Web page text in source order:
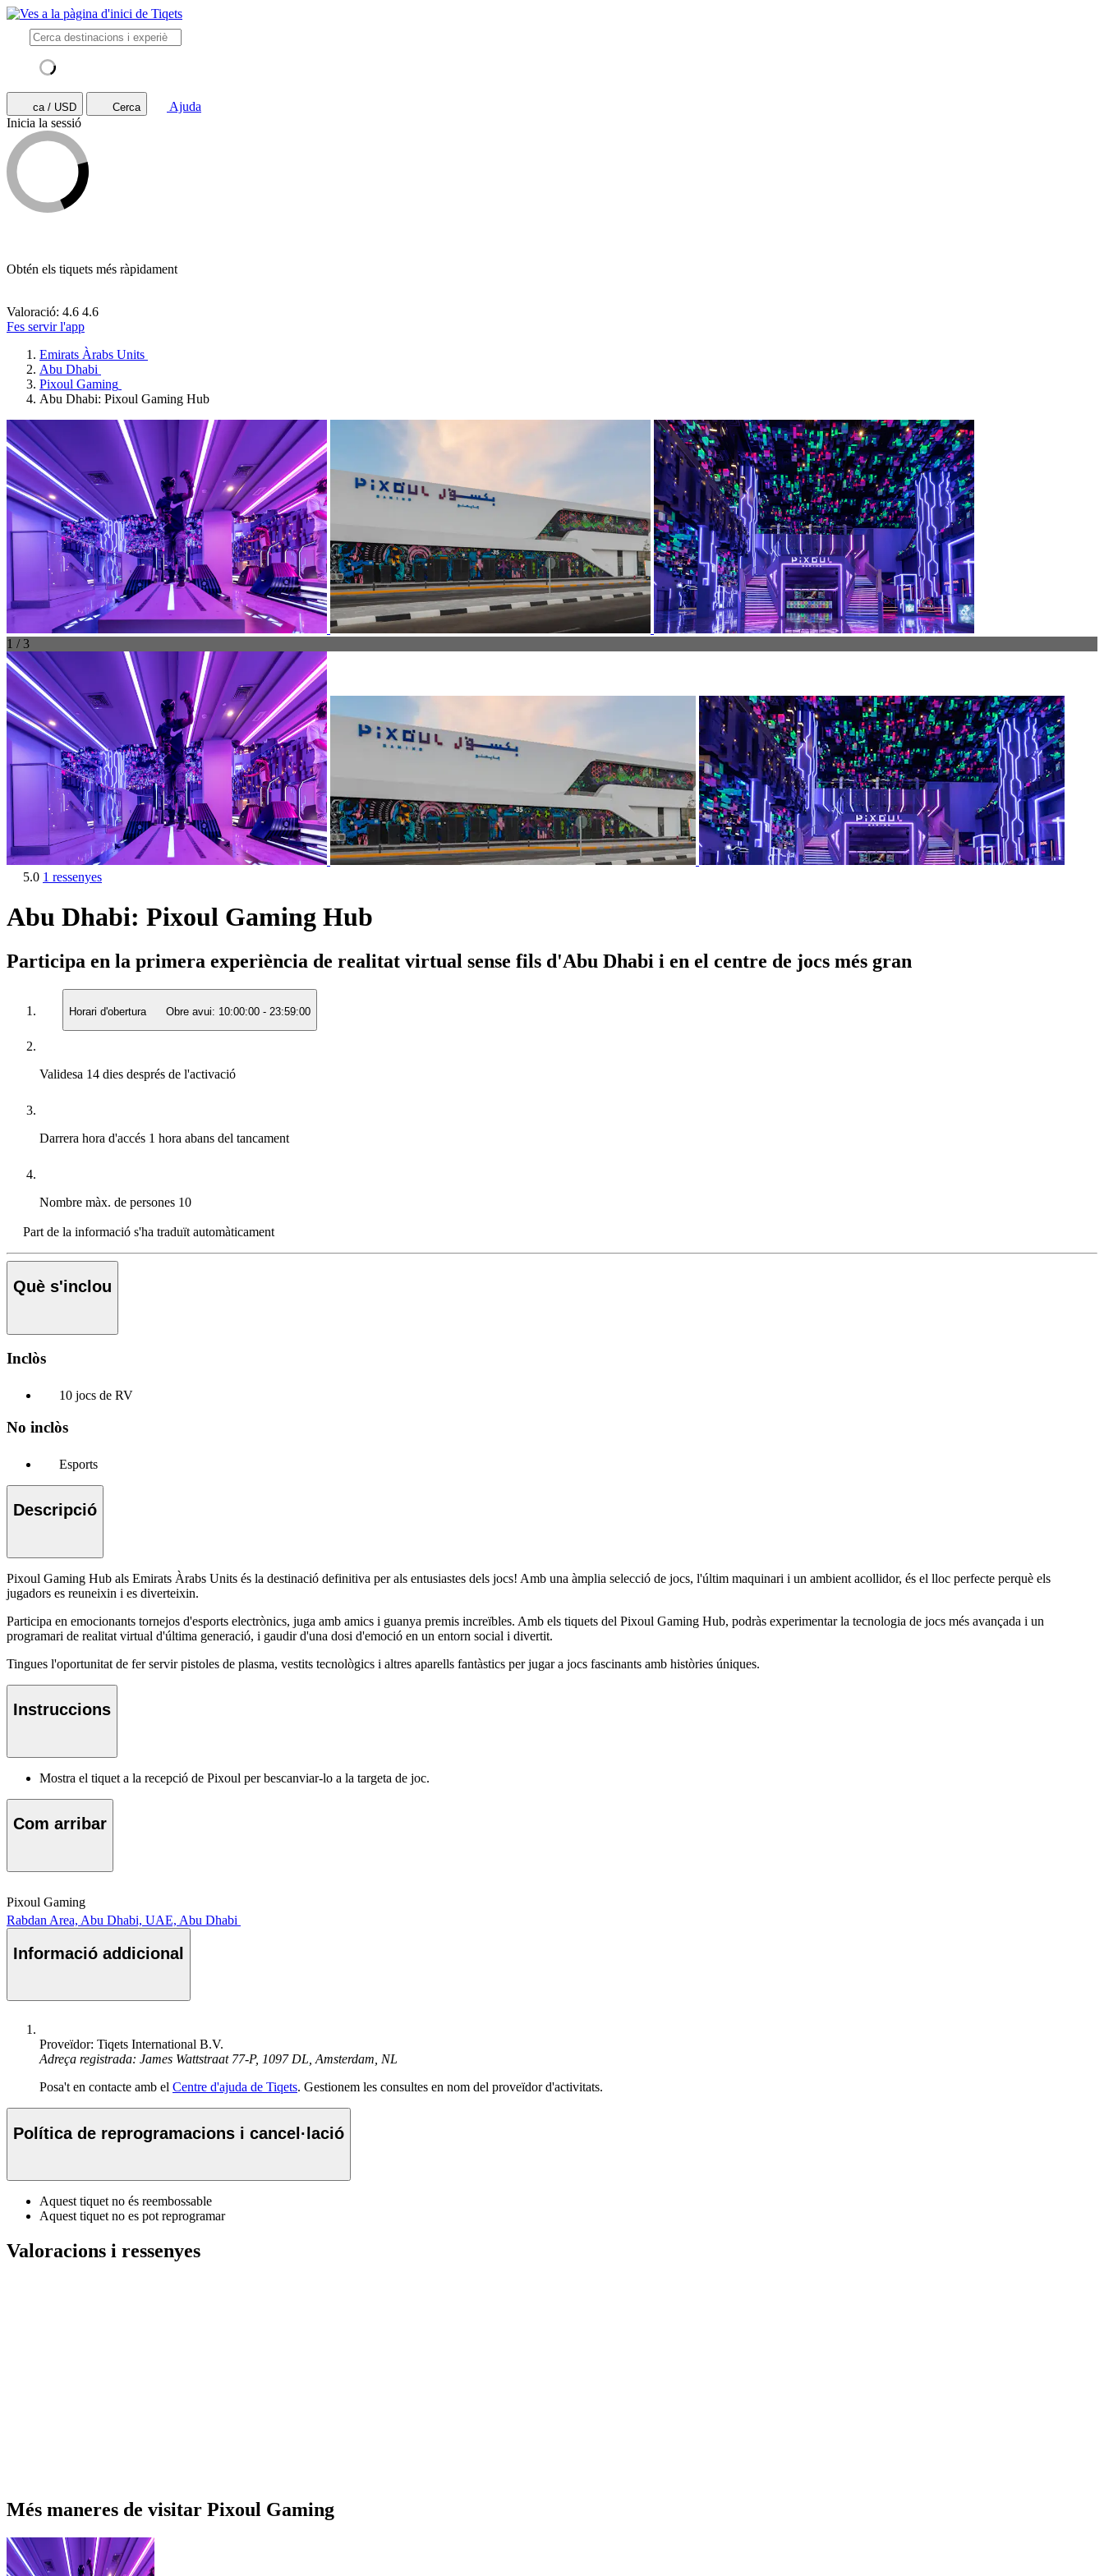
ca / USD Cerca
Ajuda
Inicia la sessió
Obtén els tiquets més ràpidament
Valoració: 4.6 4.6
Fes servir l'app
Emirats Àrabs Units
Abu Dhabi
Pixoul Gaming
Abu Dhabi: Pixoul Gaming Hub
1 / 3
5.0 1 ressenyes
Abu Dhabi: Pixoul Gaming Hub
Participa en la primera experiència de realitat virtual sense fils d'Abu Dhabi i en el centre de jocs més gran
Horari d'obertura Obre avui: 10:00:00 - 23:59:00
Validesa 14 dies després de l'activació
Darrera hora d'accés 1 hora abans del tancament
Nombre màx. de persones 10
Part de la informació s'ha traduït automàticament
Què s'inclou
Inclòs
10 jocs de RV
No inclòs
Esports
Descripció
Pixoul Gaming Hub als Emirats Àrabs Units és la destinació definitiva per als entusiastes dels jocs! Amb una àmplia selecció de jocs, l'últim maquinari i un ambient acollidor, és el lloc perfecte perquè els
jugadors es reuneixin i es diverteixin.
Participa en emocionants tornejos d'esports electrònics, juga amb amics i guanya premis increïbles. Amb els tiquets del Pixoul Gaming Hub, podràs experimentar la tecnologia de jocs més avançada i un
programari de realitat virtual d'última generació, i gaudir d'una dosi d'emoció en un entorn social i divertit.
Tingues l'oportunitat de fer servir pistoles de plasma, vestits tecnològics i altres aparells fantàstics per jugar a jocs fascinants amb històries úniques.
Instruccions
Mostra el tiquet a la recepció de Pixoul per bescanviar-lo a la targeta de joc.
Com arribar
Pixoul Gaming
Rabdan Area, Abu Dhabi, UAE, Abu Dhabi
Informació addicional
Proveïdor: Tiqets International B.V.
Adreça registrada: James Wattstraat 77-P, 1097 DL, Amsterdam, NL
Posa't en contacte amb el Centre d'ajuda de Tiqets. Gestionem les consultes en nom del proveïdor d'activitats.
Política de reprogramacions i cancel·lació
Aquest tiquet no és reembossable
Aquest tiquet no es pot reprogramar
Valoracions i ressenyes
Més maneres de visitar Pixoul Gaming